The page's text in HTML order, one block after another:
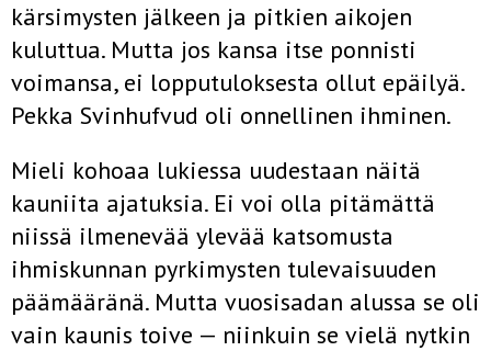
kärsimysten jälkeen ja pitkien aikojen
kuluttua. Mutta jos kansa itse ponnisti
voimansa, ei lopputuloksesta ollut epäilyä.
Pekka Svinhufvud oli onnellinen ihminen.
Mieli kohoaa lukiessa uudestaan näitä
kauniita ajatuksia. Ei voi olla pitämättä
niissä ilmenevää ylevää katsomusta
ihmiskunnan pyrkimys­ten tulevaisuuden
päämääränä. Mutta vuosisadan alussa se oli
vain kaunis toive — niinkuin se vielä nytkin